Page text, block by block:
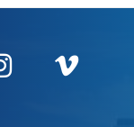
fenêtre
nouvelle
une
Instagram
, Ouvre
,
RSS